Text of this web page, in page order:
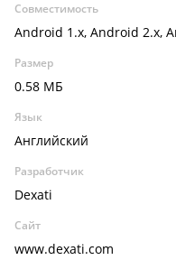
Совместимость
Android 1.x, Android 2.x,
Размер
0.58 МБ
Язык
Английский
Разработчик
Dexati
Сайт
www.dexati.com